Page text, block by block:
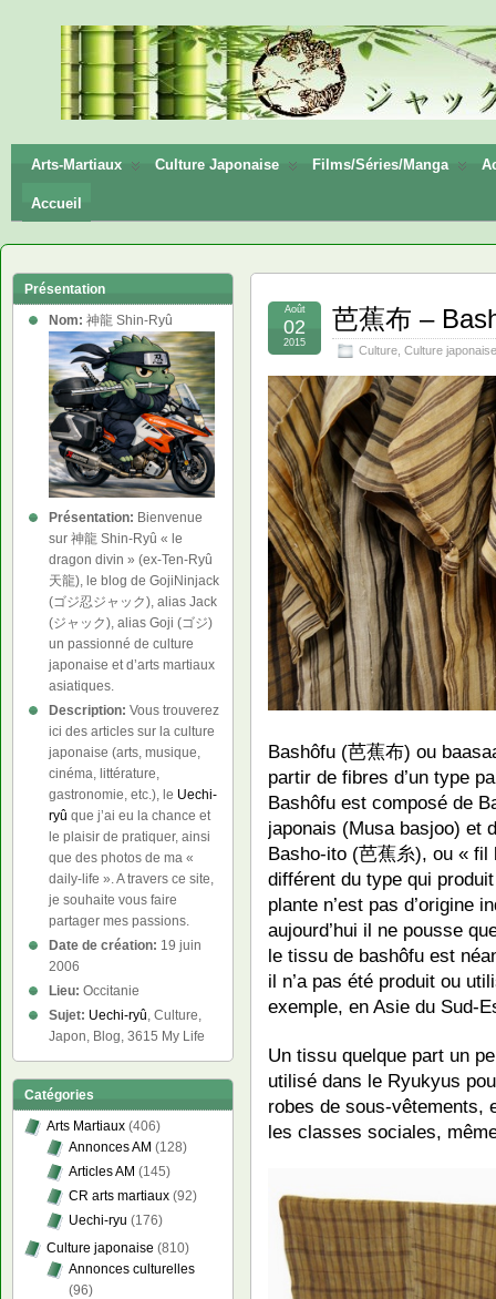
神龍
Shin-
Ryū
Arts-Martiaux Culture Japonaise Films/Séries/Manga
Accueil
芭蕉布 –
Culture Culture japonaise
Août
02
2015
Bashôfu (芭蕉布) ou
partir de fibres d’un type
Bashôfu est composé de
japonais (Musa basjoo) et
Basho-ito (芭蕉糸), ou « fil
différent du type qui
plante n’est pas d’origine
aujourd’hui il ne pousse
le tissu de bashôfu est
il n’a pas été produit ou
exemple, en Asie du Sud-
Un tissu quelque part un
utilisé dans le Ryukyus
robes de sous-vêtements,
les classes sociales,
Présentation
Nom: 神龍 Shin-Ryû
Présentation: Bienvenue
sur 神龍 Shin-Ryû « le
dragon divin » (ex-Ten-Ryû
天龍), le blog de GojiNinjack
(ゴジ忍ジャック), alias Jack
(ジャック), alias Goji (ゴジ)
un passionné de culture
japonaise et d’arts martiaux
asiatiques.
Description: Vous trouverez
ici des articles sur la culture
japonaise (arts, musique,
cinéma, littérature,
gastronomie, etc.), le Uechi-
ryû que j’ai eu la chance et
le plaisir de pratiquer, ainsi
que des photos de ma «
daily-life ». A travers ce site,
je souhaite vous faire
partager mes passions.
Date de création: 19 juin
2006
Lieu: Occitanie
Sujet: Uechi-ryû, Culture,
Japon, Blog, 3615 My Life
Catégories
Arts Martiaux (406)
Annonces AM (128)
Articles AM (145)
CR arts martiaux (92)
Uechi-ryu (176)
Culture japonaise (810)
Annonces culturelles
(96)